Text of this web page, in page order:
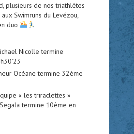
plusieurs de nos triathlètes
Swimruns du Levézou,
duo
Nicolle termine
Océane termine 32ème
« les triraclettes »
termine 10ème en